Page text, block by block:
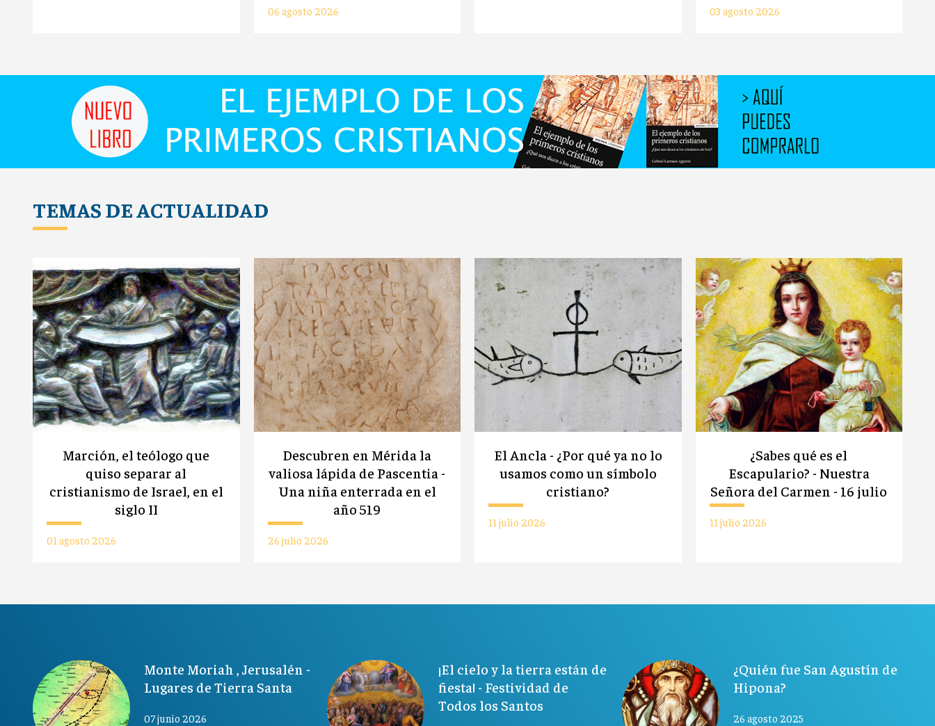
06 agosto 2026 03 agosto 2026
TEMAS DE ACTUALIDAD
Marción, el teólogo que
quiso separar al
cristianismo de Israel, en el
siglo II
01 agosto 2026
Descubren en Mérida la
valiosa lápida de Pascentia -
Una niña enterrada en el
año 519
26 julio 2026
El Ancla - ¿Por qué ya no lo
usamos como un símbolo
cristiano?
11 julio 2026
¿Sabes qué es el
Escapulario? - Nuestra
Señora del Carmen - 16 julio
11 julio 2026
Monte Moriah , Jerusalén -
Lugares de Tierra Santa
07 junio 2026
¡El cielo y la tierra están de
fiesta! - Festividad de
Todos los Santos
¿Quién fue San Agustín de
Hipona?
26 agosto 2025